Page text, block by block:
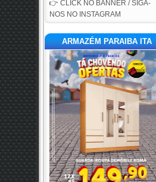
👉 CLICK NO BANNER / SIGA-
NOS NO INSTAGRAM
ARMAZÉM PARAIBA ITA